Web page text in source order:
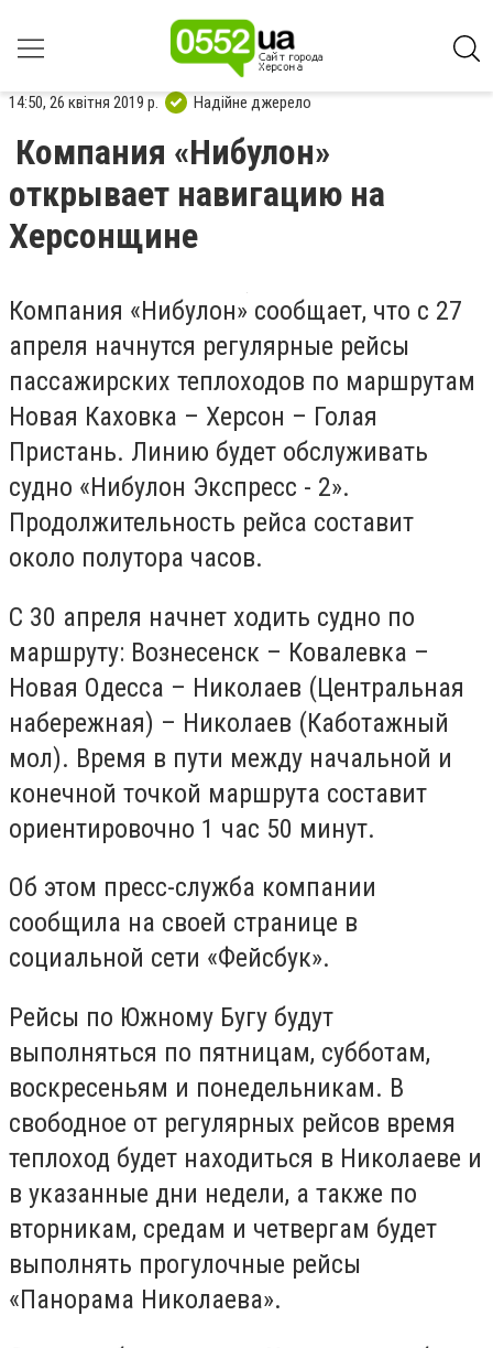
14:50, 26 квітня 2019 р. Надійне джерело
Компания «Нибулон»
открывает навигацию на
Херсонщине
Компания «Нибулон» сообщает, что с 27
апреля начнутся регулярные рейсы
пассажирских теплоходов по маршрутам
Новая Каховка – Херсон – Голая
Пристань. Линию будет обслуживать
судно «Нибулон Экспресс - 2».
Продолжительность рейса составит
около полутора часов.
С 30 апреля начнет ходить судно по
маршруту: Вознесенск – Ковалевка –
Новая Одесса – Николаев (Центральная
набережная) – Николаев (Каботажный
мол). Время в пути между начальной и
конечной точкой маршрута составит
ориентировочно 1 час 50 минут.
Об этом пресс-служба компании
сообщила на своей странице в
социальной сети «Фейсбук».
Рейсы по Южному Бугу будут
выполняться по пятницам, субботам,
воскресеньям и понедельникам. В
свободное от регулярных рейсов время
теплоход будет находиться в Николаеве и
в указанные дни недели, а также по
вторникам, средам и четвергам будет
выполнять прогулочные рейсы
«Панорама Николаева».